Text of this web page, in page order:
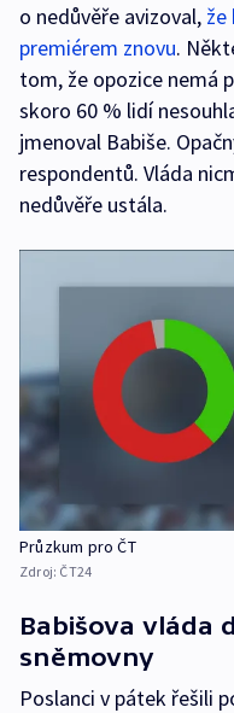
o nedůvěře avizoval, že
premiérem znovu.
tom, že opozice nemá
skoro 60 % lidí
jmenoval Babiše.
respondentů. Vláda
nedůvěře ustála.
Průzkum pro ČT
Zdroj: ČT24
Babišova vláda
sněmovny
Poslanci v pátek řešili